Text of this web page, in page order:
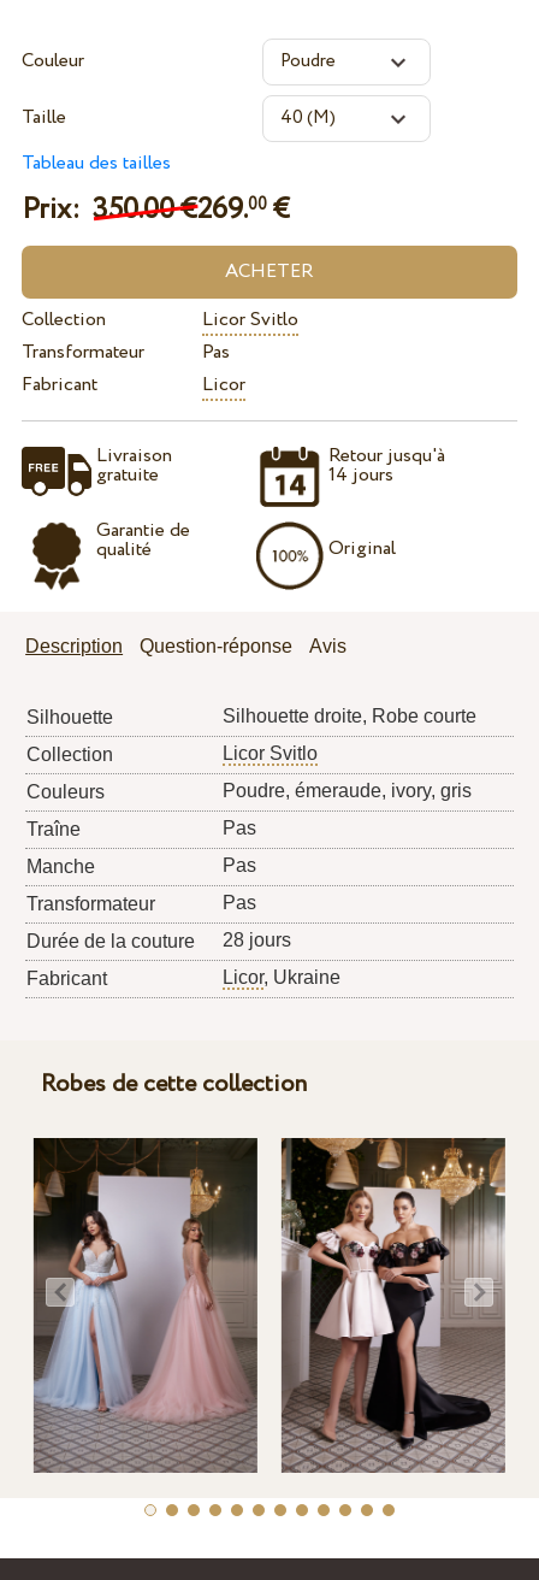
Couleur
Taille
Tableau des tailles
Prix: 350.00 €269.00€
Collection
Licor Svitlo
Transformateur
Pas
Fabricant
Licor
Livraison
gratuite
Garantie de
qualité
Retour jusqu'à
14 jours
Original
Description Question-réponse Avis
Silhouette
Silhouette droite, Robe courte
Collection
Licor Svitlo
Couleurs
Poudre, émeraude, ivory, gris
Traîne
Pas
Manche
Pas
Transformateur
Pas
Durée de la couture
28 jours
Fabricant
Licor, Ukraine
Robes de cette collection